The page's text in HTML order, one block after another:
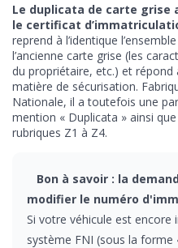
Le duplicata de carte grise
le certificat
reprend à l’identique
l’ancienne carte grise (les
du propriétaire, etc.) et répond
matière de sécurisation.
Nationale, il a toutefois une
mention « Duplicata » ainsi
rubriques Z1 à Z4.
Bon à savoir : la
modifier le numéro
Si votre véhicule est encore
système FNI (sous la forme